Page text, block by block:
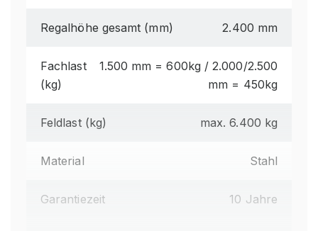
Regalhöhe gesamt (mm) 2.400 mm
Fachlast
(kg)
1.500 mm = 600kg / 2.000/2.500
mm = 450kg
Feldlast (kg) max. 6.400 kg
Material Stahl
Garantiezeit 10 Jahre